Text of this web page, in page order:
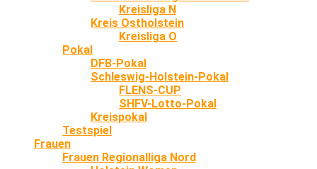
Kreisliga N
Kreis Ostholstein
Kreisliga O
Pokal
DFB-Pokal
Schleswig-Holstein-Pokal
FLENS-CUP
SHFV-Lotto-Pokal
Kreispokal
Testspiel
Frauen
Frauen Regionalliga Nord